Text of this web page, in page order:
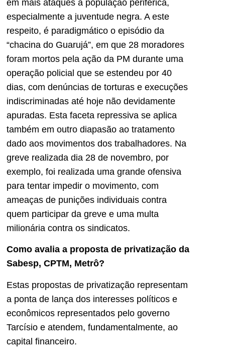
em mais ataques à população periférica,
especialmente a juventude negra. A este
respeito, é paradigmático o episódio da
“chacina do Guarujá”, em que 28 moradores
foram mortos pela ação da PM durante uma
operação policial que se estendeu por 40
dias, com denúncias de torturas e execuções
indiscriminadas até hoje não devidamente
apuradas. Esta faceta repressiva se aplica
também em outro diapasão ao tratamento
dado aos movimentos dos trabalhadores. Na
greve realizada dia 28 de novembro, por
exemplo, foi realizada uma grande ofensiva
para tentar impedir o movimento, com
ameaças de punições individuais contra
quem participar da greve e uma multa
milionária contra os sindicatos.
Como avalia a proposta de privatização da
Sabesp, CPTM, Metrô?
Estas propostas de privatização representam
a ponta de lança dos interesses políticos e
econômicos representados pelo governo
Tarcísio e atendem, fundamentalmente, ao
capital financeiro.